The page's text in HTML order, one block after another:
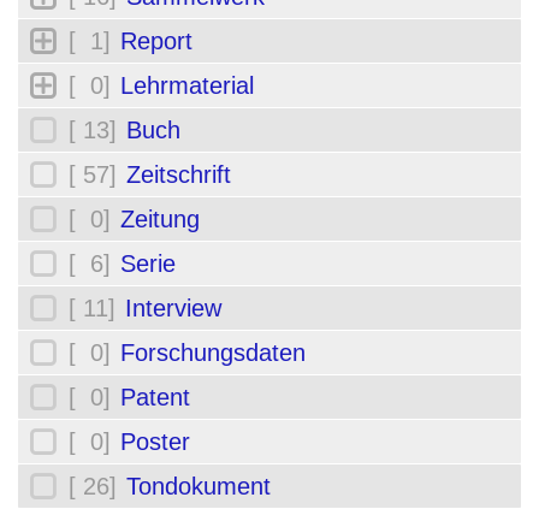
[ 1] Report
[ 0] Lehrmaterial
[ 13] Buch
[ 57] Zeitschrift
[ 0] Zeitung
[ 6] Serie
[ 11] Interview
[ 0] Forschungsdaten
[ 0] Patent
[ 0] Poster
[ 26] Tondokument